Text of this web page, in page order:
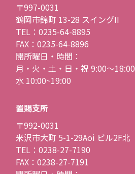
〒997-0031
鶴岡市錦町 13-28 スイングII
TEL：0235-64-8895
FAX：0235-64-8896
開所曜日・時間：
月・火・土・日・祝 9:00〜18:00
水 10:00~19:00
置賜支所
〒992-0031
米沢市大町 5-1-29Aoi ビル2F北
TEL：0238-27-7190
FAX：0238-27-7191